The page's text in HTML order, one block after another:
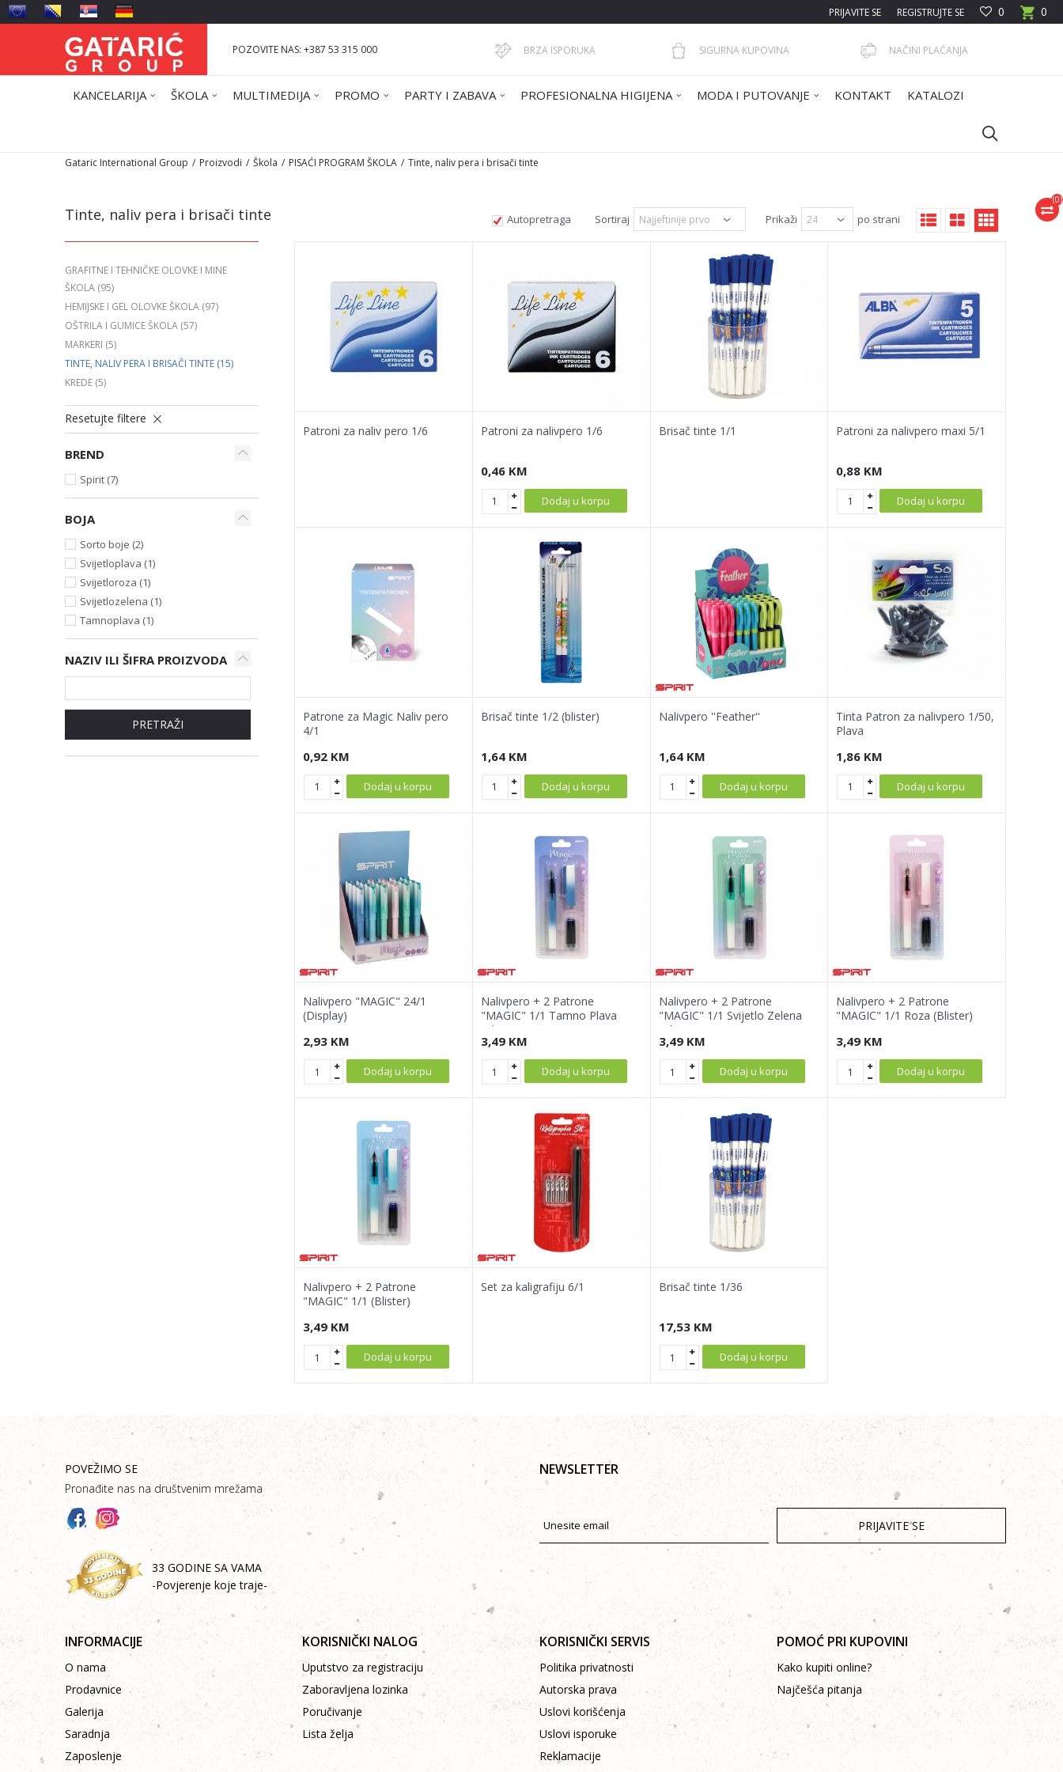
0
0
PRIJAVITE SE REGISTRUJTE SE
POZOVITE NAS: +387 53 315 000 BRZA ISPORUKA SIGURNA KUPOVINA NAČINI PLAĆANJA
KANCELARIJA ŠKOLA MULTIMEDIJA PROMO PARTY I ZABAVA PROFESIONALNA HIGIJENA MODA I PUTOVANJE KONTAKT KATALOZI
(0)
Gataric International Group Proizvodi Škola PISAĆI PROGRAM ŠKOLA Tinte, naliv pera i brisači tinte
Tinte, naliv pera i brisači tinte Autopretraga Sortiraj Prikaži po strani
GRAFITNE I TEHNIČKE OLOVKE I MINE
ŠKOLA (95)
HEMIJSKE I GEL OLOVKE ŠKOLA (97)
OŠTRILA I GUMICE ŠKOLA (57)
MARKERI (5)
TINTE, NALIV PERA I BRISAČI TINTE (15)
KREDE (5)
Resetujte filtere
BREND
Spirit (7)
BOJA
Sorto boje (2)
Svijetloplava (1)
Svijetloroza (1)
Svijetlozelena (1)
Tamnoplava (1)
NAZIV ILI ŠIFRA PROIZVODA
PRETRAŽI
Patroni za naliv pero 1/6 Patroni za nalivpero 1/6
0,46 KM
Dodaj u korpu
Brisač tinte 1/1 Patroni za nalivpero maxi 5/1
0,88 KM
Dodaj u korpu
Patrone za Magic Naliv pero
4/1
0,92 KM
Dodaj u korpu
Brisač tinte 1/2 (blister)
1,64 KM
Dodaj u korpu
Nalivpero ''Feather''
1,64 KM
Dodaj u korpu
Tinta Patron za nalivpero 1/50,
Plava
1,86 KM
Dodaj u korpu
Nalivpero "MAGIC" 24/1
(Display)
2,93 KM
Dodaj u korpu
Nalivpero + 2 Patrone
"MAGIC" 1/1 Tamno Plava
(Blister)
3,49 KM
Dodaj u korpu
Nalivpero + 2 Patrone
"MAGIC" 1/1 Svijetlo Zelena
(Blister)
3,49 KM
Dodaj u korpu
Nalivpero + 2 Patrone
"MAGIC" 1/1 Roza (Blister)
3,49 KM
Dodaj u korpu
Nalivpero + 2 Patrone
"MAGIC" 1/1 (Blister)
3,49 KM
Dodaj u korpu
Set za kaligrafiju 6/1 Brisač tinte 1/36
17,53 KM
Dodaj u korpu
POVEŽIMO SE
Pronađite nas na društvenim mrežama
33 GODINE SA VAMA
-Povjerenje koje traje-
NEWSLETTER
PRIJAVITE SE
INFORMACIJE
O nama
Prodavnice
Galerija
Saradnja
Zaposlenje
KORISNIČKI NALOG
Uputstvo za registraciju
Zaboravljena lozinka
Poručivanje
Lista želja
KORISNIČKI SERVIS
Politika privatnosti
Autorska prava
Uslovi korišćenja
Uslovi isporuke
Reklamacije
POMOĆ PRI KUPOVINI
Kako kupiti online?
Najčešća pitanja